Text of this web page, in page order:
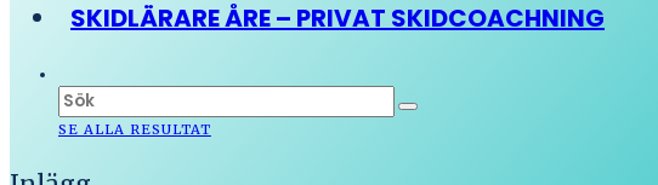
SKIDLÄRARE ÅRE – PRIVAT SKIDCOACHNING
SE ALLA RESULTAT